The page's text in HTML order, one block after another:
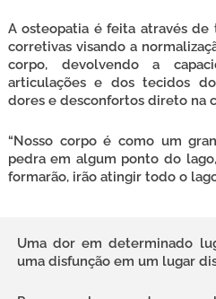
A osteopatia é feita através de
corretivas visando a
corpo, devolvendo a
articulações e dos tecidos
dores e desconfortos direto na
“Nosso corpo é como um
pedra em algum ponto do
formarão, irão atingir todo o
Uma dor em determinado
uma disfunção em um lugar